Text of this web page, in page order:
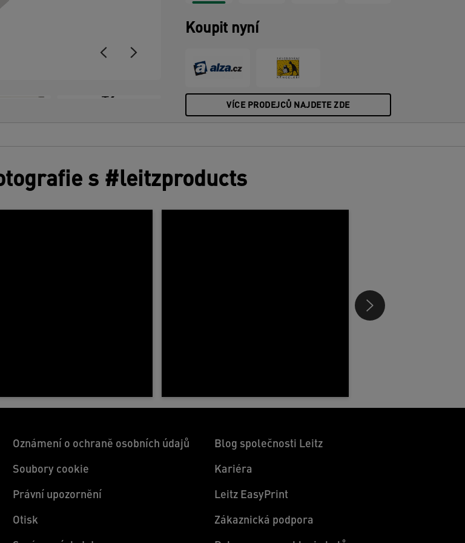
+2
Koupit nyní
VÍCE PRODEJCŮ NAJDETE ZDE
s #leitzproducts
Oznámení o ochraně osobních údajů
Soubory cookie
Právní upozornění
Otisk
Blog společnosti Leitz
Kariéra
Leitz EasyPrint
Zákaznická podpora